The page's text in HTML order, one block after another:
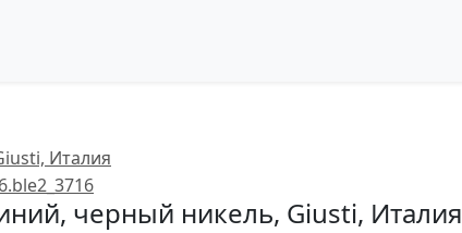
черный никель, Giusti, Италия